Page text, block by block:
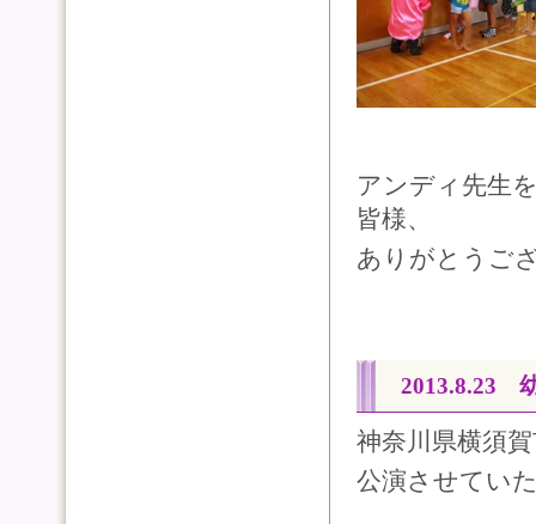
アンディ先生
皆様、
ありがとうご
2013.8.23
神奈川県横須
公演させてい